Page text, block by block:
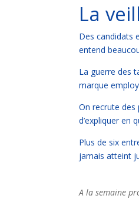
La
Des candidats
entend
La guerre des
marque
On recrute des
d’expliquer en
Plus de six
jamais atteint
A la semaine